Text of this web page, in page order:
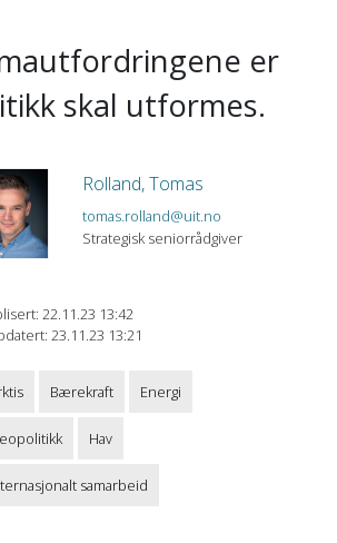
er
skal utformes.
Rolland, Tomas
tomas.rolland@uit.no
Strategisk seniorrådgiver
22.11.23 13:42
23.11.23 13:21
Bærekraft Energi
Hav
samarbeid